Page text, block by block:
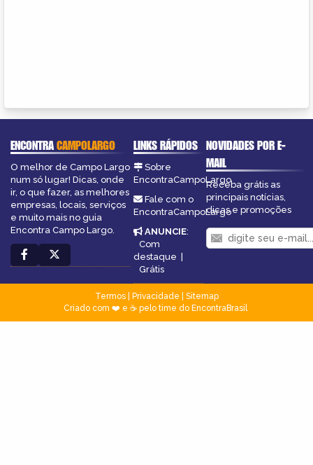
ENCONTRACAMPOLARGO
O melhor de Campo Largo
num só lugar! Dicas, onde
ir, o que fazer, as melhores
empresas, locais, serviços
e muito mais no guia
Encontra Campo Largo.
LINKS RÁPIDOS
Sobre
EncontraCampoLargo
Fale com o
EncontraCampoLargo
ANUNCIE:
Com
destaque |
Grátis
NOVIDADES POR E-
MAIL
Receba grátis as
principais notícias,
dicas e promoções
Termos| Privacidade
Sitemap
Criado com ❤️ e ☕ pelo time do EncontraBrasil